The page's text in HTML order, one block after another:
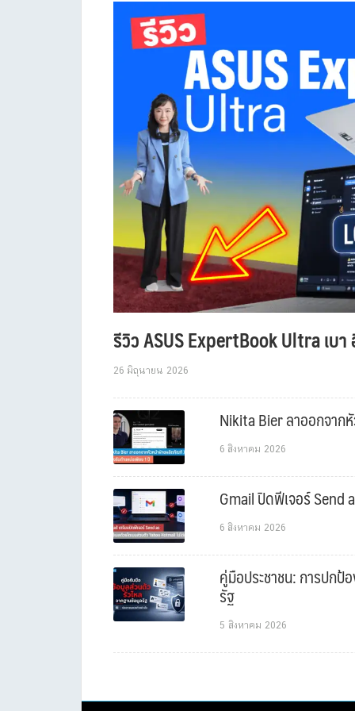
รีวิว ASUS ExpertBook Ultra เบ
26 มิถุนายน 2026
Nikita Bier ลาออกจา
6 สิงหาคม 2026
Gmail ปิดฟีเจอร์ Send
6 สิงหาคม 2026
คู่มือประชาชน: การปกป้
รัฐ
5 สิงหาคม 2026